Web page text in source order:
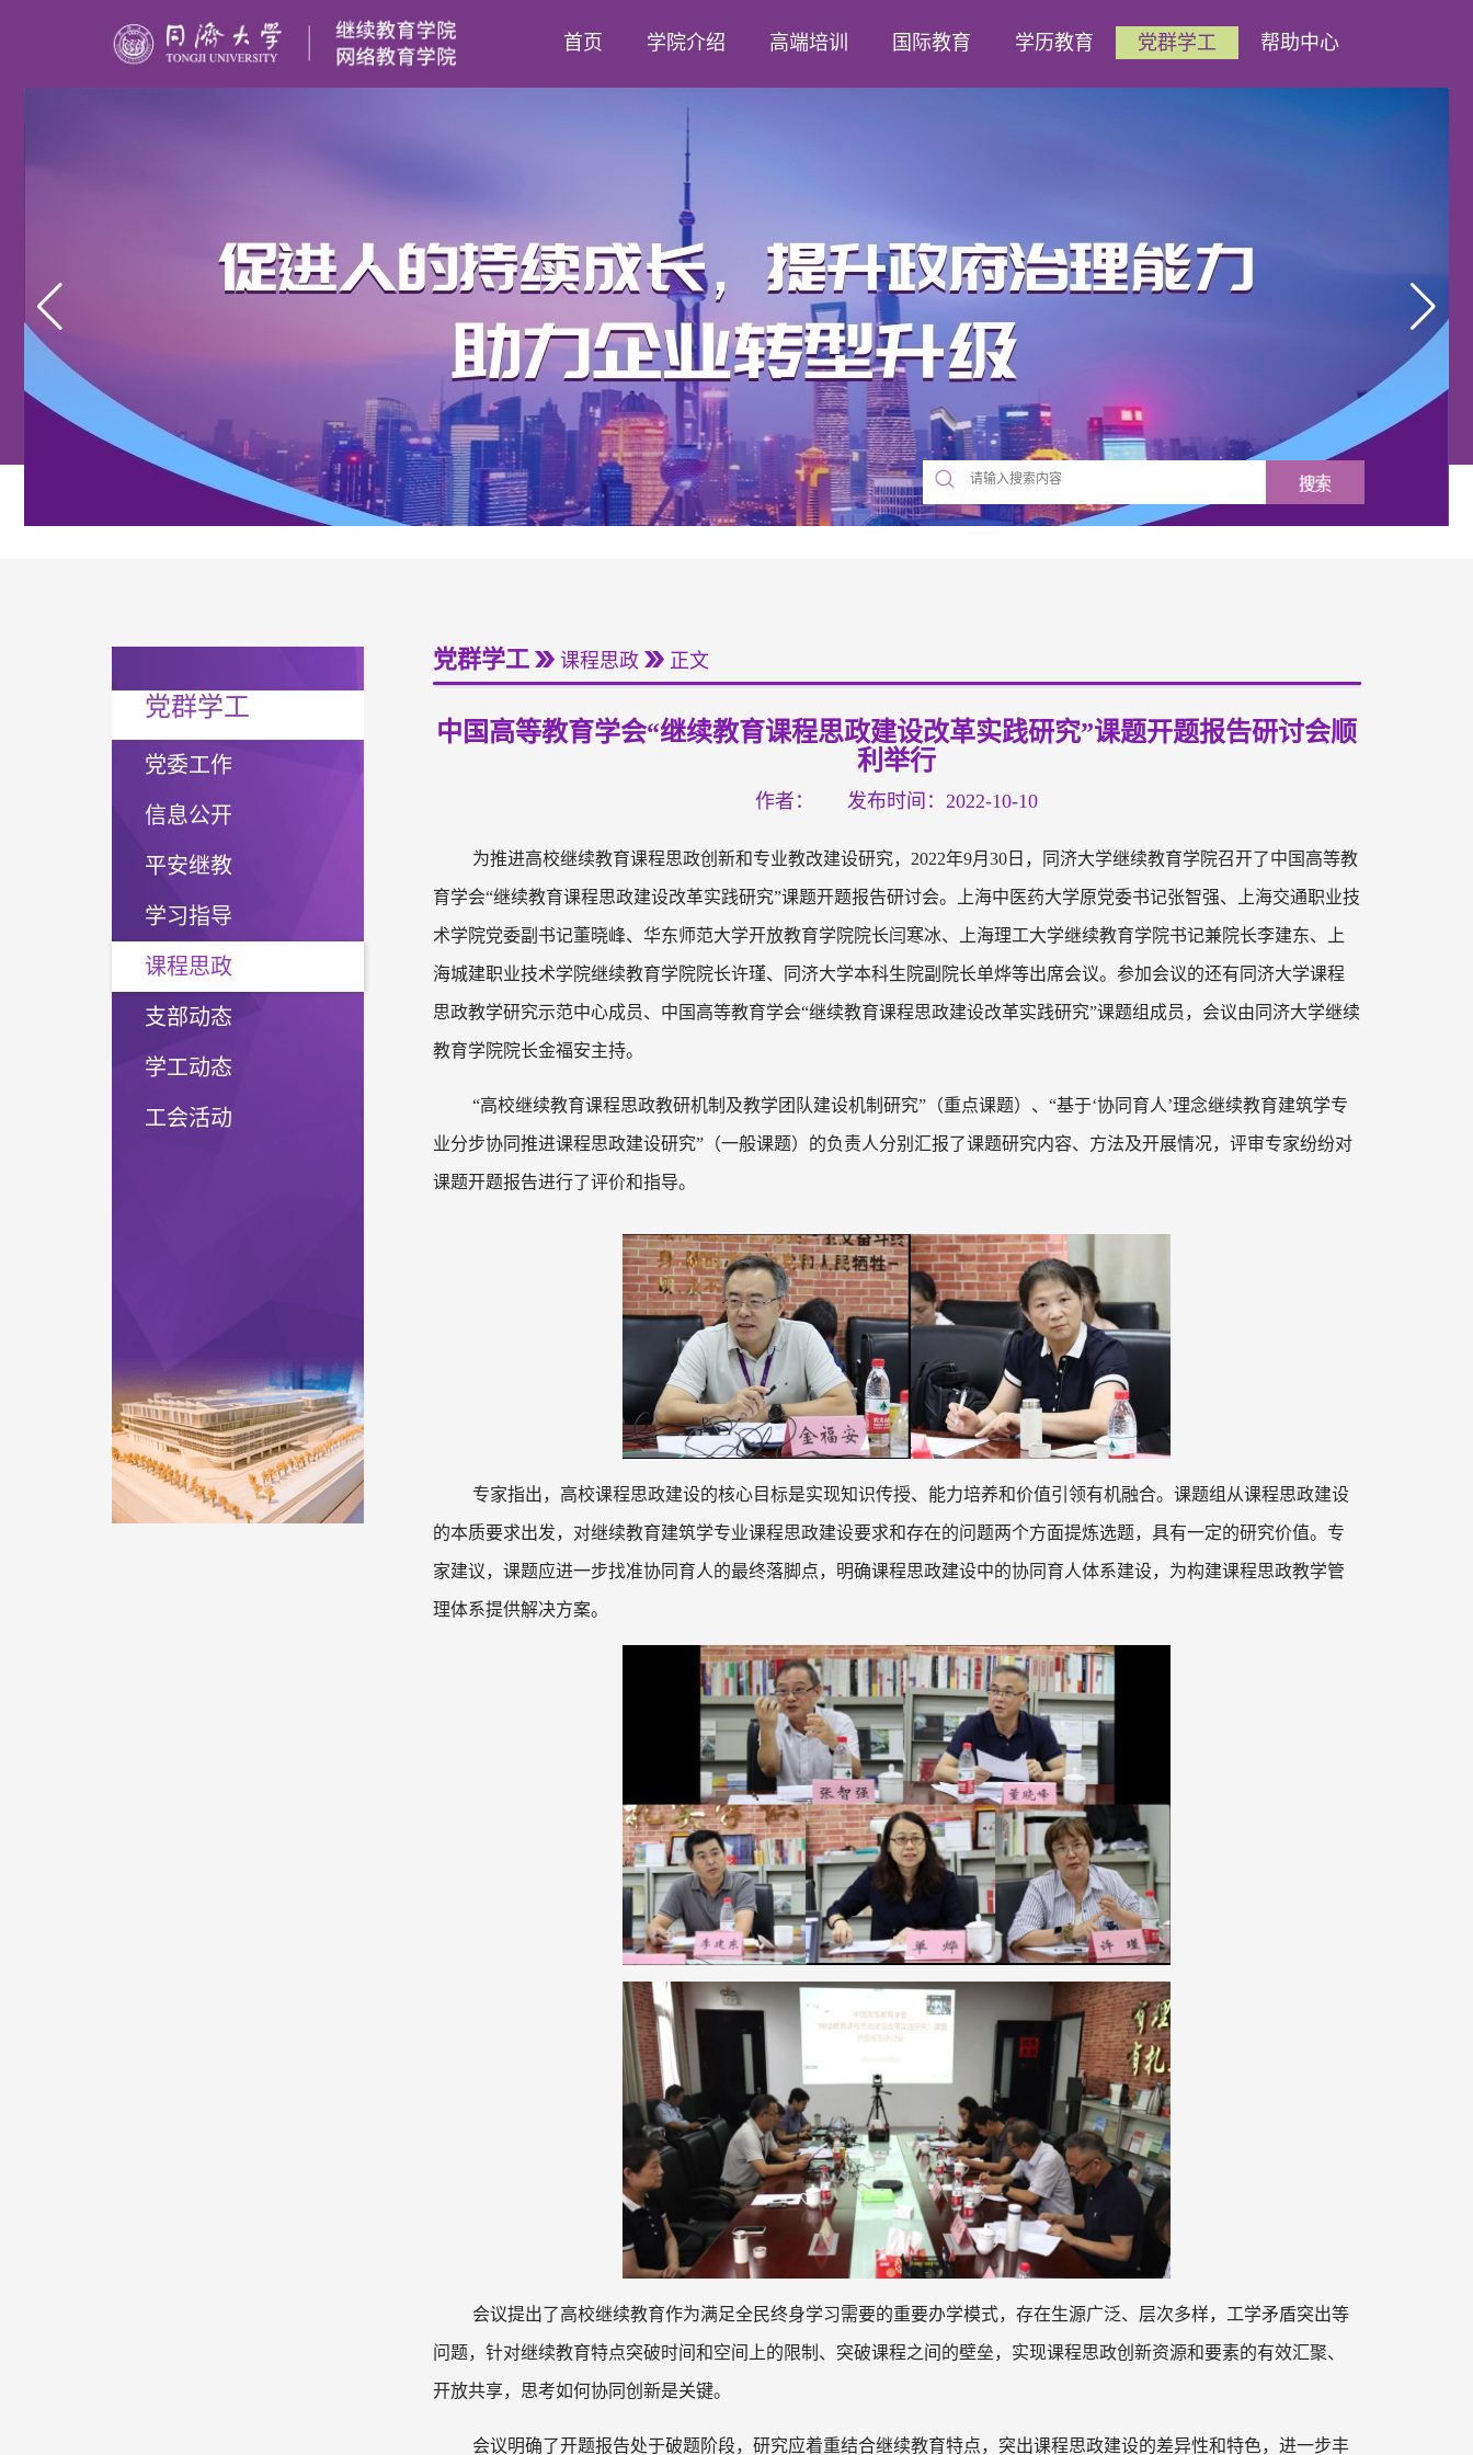
首页 学院介绍 高端培训 国际教育 学历教育 党群学工 帮助中心
党群学工
党委工作
信息公开
平安继教
学习指导
课程思政
支部动态
学工动态
工会活动
党群学工 课程思政 正文
中国高等教育学会“继续教育课程思政建设改革实践研究”课题开题报告研讨会顺
利举行
作者：发布时间：2022-10-10
为推进高校继续教育课程思政创新和专业教改建设研究，2022年9月30日，同济大学继续教育学院召开了中国高等教
育学会“继续教育课程思政建设改革实践研究”课题开题报告研讨会。上海中医药大学原党委书记张智强、上海交通职业技
术学院党委副书记董晓峰、华东师范大学开放教育学院院长闫寒冰、上海理工大学继续教育学院书记兼院长李建东、上
海城建职业技术学院继续教育学院院长许瑾、同济大学本科生院副院长单烨等出席会议。参加会议的还有同济大学课程
思政教学研究示范中心成员、中国高等教育学会“继续教育课程思政建设改革实践研究”课题组成员，会议由同济大学继续
教育学院院长金福安主持。
“高校继续教育课程思政教研机制及教学团队建设机制研究”（重点课题）、“基于‘协同育人’理念继续教育建筑学专
业分步协同推进课程思政建设研究”（一般课题）的负责人分别汇报了课题研究内容、方法及开展情况，评审专家纷纷对
课题开题报告进行了评价和指导。
专家指出，高校课程思政建设的核心目标是实现知识传授、能力培养和价值引领有机融合。课题组从课程思政建设
的本质要求出发，对继续教育建筑学专业课程思政建设要求和存在的问题两个方面提炼选题，具有一定的研究价值。专
家建议，课题应进一步找准协同育人的最终落脚点，明确课程思政建设中的协同育人体系建设，为构建课程思政教学管
理体系提供解决方案。
会议提出了高校继续教育作为满足全民终身学习需要的重要办学模式，存在生源广泛、层次多样，工学矛盾突出等
问题，针对继续教育特点突破时间和空间上的限制、突破课程之间的壁垒，实现课程思政创新资源和要素的有效汇聚、
开放共享，思考如何协同创新是关键。
会议明确了开题报告处于破题阶段，研究应着重结合继续教育特点，突出课程思政建设的差异性和特色，进一步丰